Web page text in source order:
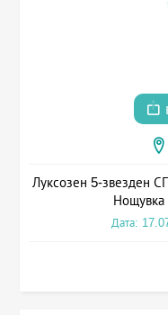
Луксозен 5-звезден
Нощувка
Дата: